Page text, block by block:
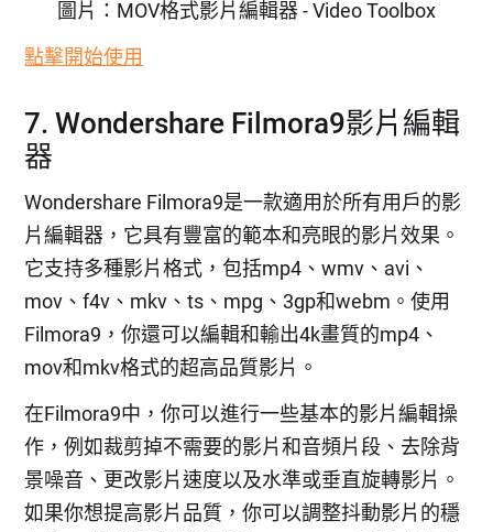
圖片：MOV格式影片編輯器 - Video Toolbox
點擊開始使用
7. Wondershare Filmora9影片編輯
器
Wondershare Filmora9是一款適用於所有用戶的影
片編輯器，它具有豐富的範本和亮眼的影片效果。
它支持多種影片格式，包括mp4、wmv、avi、
mov、f4v、mkv、ts、mpg、3gp和webm。使用
Filmora9，你還可以編輯和輸出4k畫質的mp4、
mov和mkv格式的超高品質影片。
在Filmora9中，你可以進行一些基本的影片編輯操
作，例如裁剪掉不需要的影片和音頻片段、去除背
景噪音、更改影片速度以及水準或垂直旋轉影片。
如果你想提高影片品質，你可以調整抖動影片的穩